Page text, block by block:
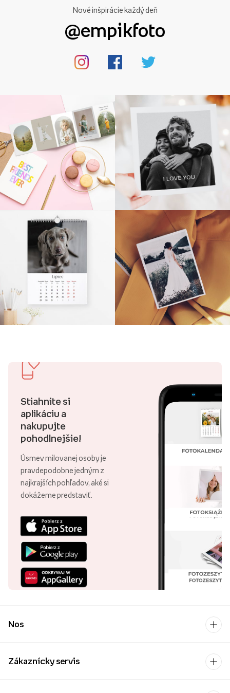
Nové inšpirácie každý deň
@empikfoto
Stiahnite si
aplikáciu a
nakupujte
pohodlnejšie!
Úsmev milovanej osoby je
pravdepodobne jedným z
najkrajších pohľadov, aké si
dokážeme predstaviť.
Nos
Zákaznícky servis